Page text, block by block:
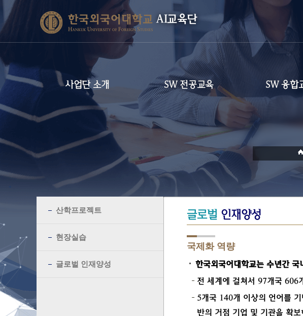
AI교육단
사업단 소개 SW 전공교육 SW 융합
산학프로젝트
현장실습
글로벌 인재양성
글로벌 인재양성
국제화 역량
한국외국어대학교는 수년간
전 세계에 걸쳐서 97개국 606
5개국 140개 이상의 언어를
반의 거점 기업 및 기관을 확보